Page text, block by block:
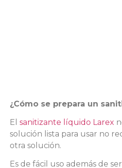
¿Cómo se prepara un
El sanitizante líquido Larex
solución lista para usar no
otra solución.
Es de fácil uso además de